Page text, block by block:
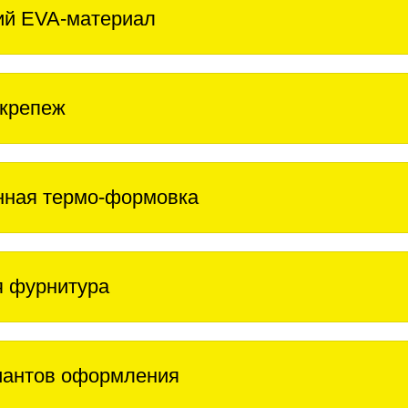
EVA-материал
термо-формовка
фурнитура
оформления